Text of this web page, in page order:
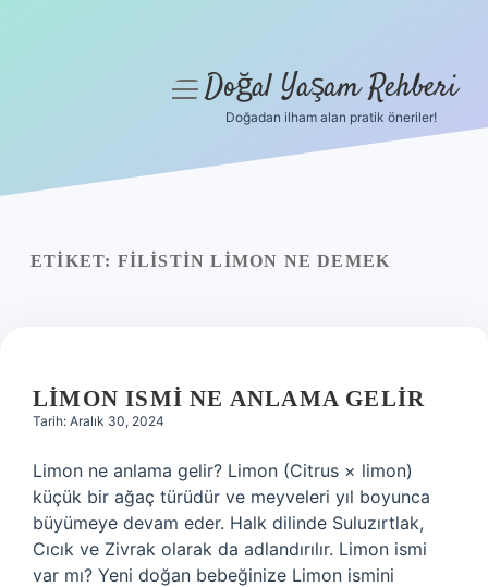
Yasal Uyarı
menüyüDoğal Yaşam Rehberi
Doğadan ilham alan pratik öneriler!
ETIKET: FILISTIN LIMON NE DEMEK
LIMON ISMI NE ANLAMA GELIR
Tarih: Aralık 30, 2024
Limon ne anlama gelir? Limon (Citrus × limon)
küçük bir ağaç türüdür ve meyveleri yıl boyunca
büyümeye devam eder. Halk dilinde Suluzırtlak,
Cıcık ve Zivrak olarak da adlandırılır. Limon ismi
var mı? Yeni doğan bebeğinize Limon ismini